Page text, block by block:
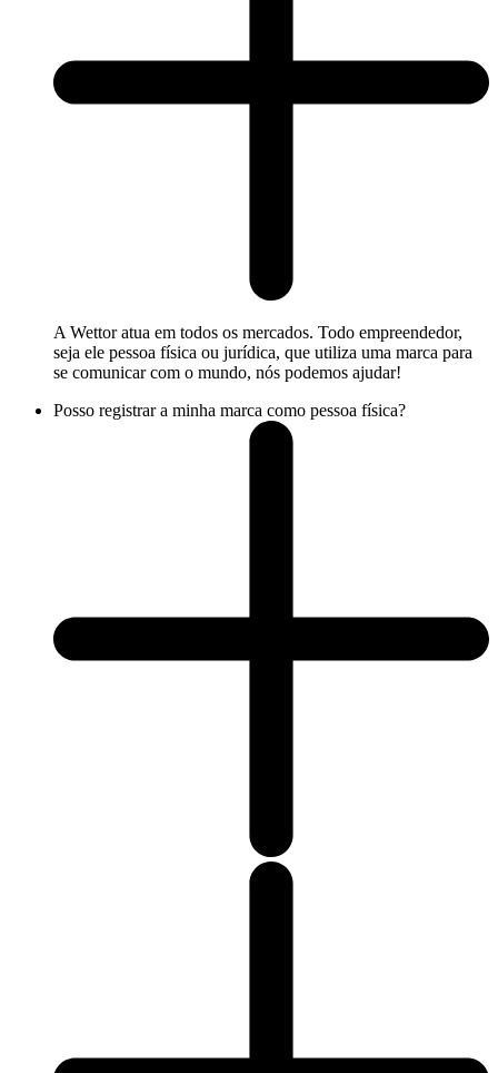
A Wettor atua em todos os mercados. Todo empreendedor,
seja ele pessoa física ou jurídica, que utiliza uma marca para
se comunicar com o mundo, nós podemos ajudar!
Posso registrar a minha marca como pessoa física?